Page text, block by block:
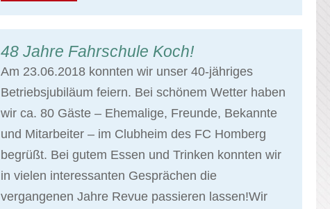
48 Jahre Fahrschule Koch!
Am 23.06.2018 konnten wir unser 40-jähriges
Betriebsjubiläum feiern. Bei schönem Wetter haben
wir ca. 80 Gäste – Ehemalige, Freunde, Bekannte
und Mitarbeiter – im Clubheim des FC Homberg
begrüßt. Bei gutem Essen und Trinken konnten wir
in vielen interessanten Gesprächen die
vergangenen Jahre Revue passieren lassen!Wir